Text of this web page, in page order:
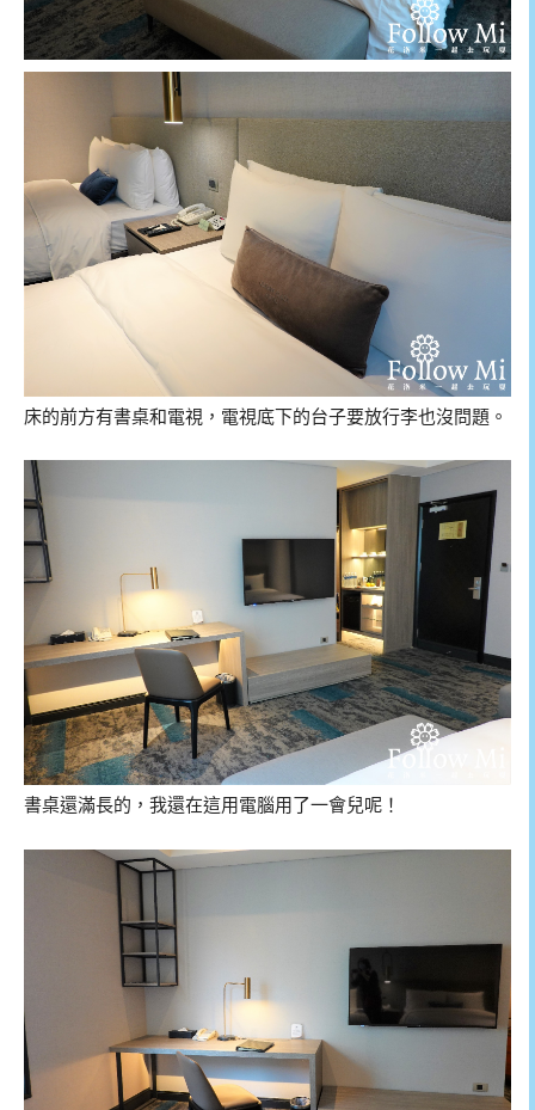
床的前方有書桌和電視，電視底下的台子要放行李也沒問題。
書桌還滿長的，我還在這用電腦用了一會兒呢！